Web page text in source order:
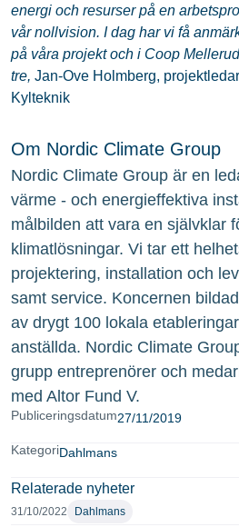
Publiceringsdatum27/11/2019
KategoriDahlmans
Relaterade nyheter
31/10/2022 Dahlmans
energi och resurser på en
vår nollvision. I dag har vi få
på våra projekt och i Coop
tre, Jan-Ove Holmberg,
Kylteknik
Om Nordic Climate Group
Nordic Climate Group är en
värme - och energieffektiva
målbilden att vara en självklar
klimatlösningar. Vi tar ett
projektering, installation och
samt service. Koncernen
av drygt 100 lokala
anställda. Nordic Climate
grupp entreprenörer och
med Altor Fund V.